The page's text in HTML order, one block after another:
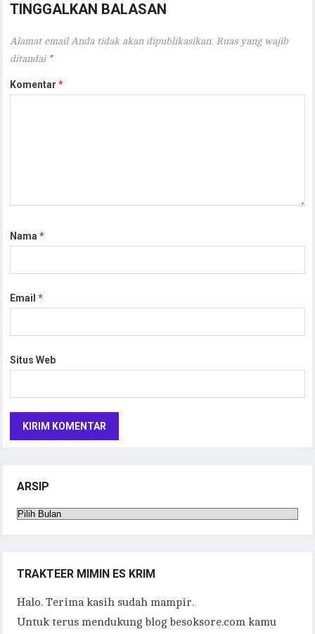
TINGGALKAN BALASAN
Alamat email Anda tidak akan dipublikasikan. Ruas yang wajib
ditandai *
Komentar*
Nama*
Email*
Situs Web
ARSIP
Arsip
TRAKTEER MIMIN ES KRIM
Halo. Terima kasih sudah mampir.
Untuk terus mendukung blog besoksore.com kamu